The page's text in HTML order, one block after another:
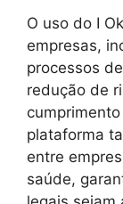
O uso do I
empresas,
processos
redução de
plataforma
entre
saúde,